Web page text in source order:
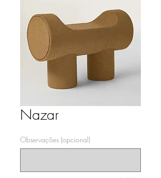
Nazar
Observações (opcional)